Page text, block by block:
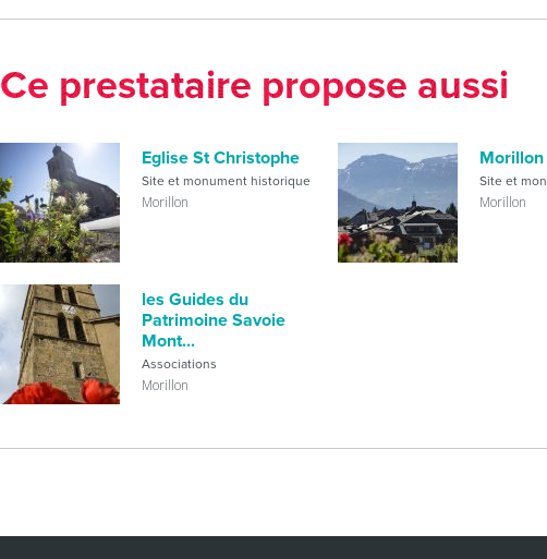
Ce prestataire propose aussi
Eglise St Christophe
Site et monument historique
Morillon
Morillon
Site et
Morillon
les Guides du
Patrimoine Savoie
Mont...
Associations
Morillon